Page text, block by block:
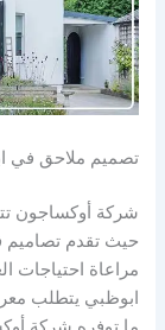
تصميم ملاحق في
شركة أوكساجون
حيث تقدم تصاميم
مراعاة احتياجات
ابوظبي يتطلب